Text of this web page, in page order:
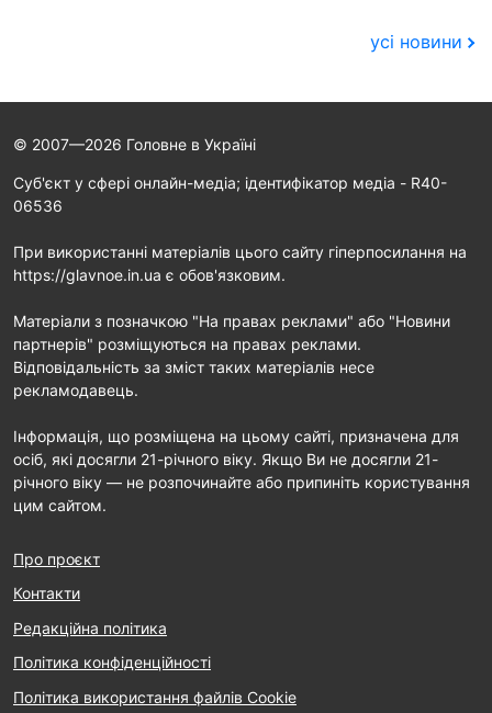
усі новини
© 2007—2026 Головне в Україні
Cуб'єкт у сфері онлайн-медіа; ідентифікатор медіа - R40-
06536
При використанні матеріалів цього сайту гіперпосилання на
https://glavnoe.in.ua є обов'язковим.
Матеріали з позначкою "На правах реклами" або "Новини
партнерів" розміщуються на правах реклами.
Відповідальність за зміст таких матеріалів несе
рекламодавець.
Інформація, що розміщена на цьому сайті, призначена для
осіб, які досягли 21-річного віку. Якщо Ви не досягли 21-
річного віку — не розпочинайте або припиніть користування
цим сайтом.
Про проєкт
Контакти
Редакційна політика
Політика конфіденційності
Політика використання файлів Cookie